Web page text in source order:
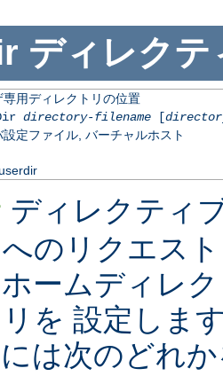
ディレクテ
専用ディレクトリの位置
directory-filename[
設定ファイル, バーチャルホスト
ディレクティ
のリクエス
ームディレ
を 設定しま
には次のどれ